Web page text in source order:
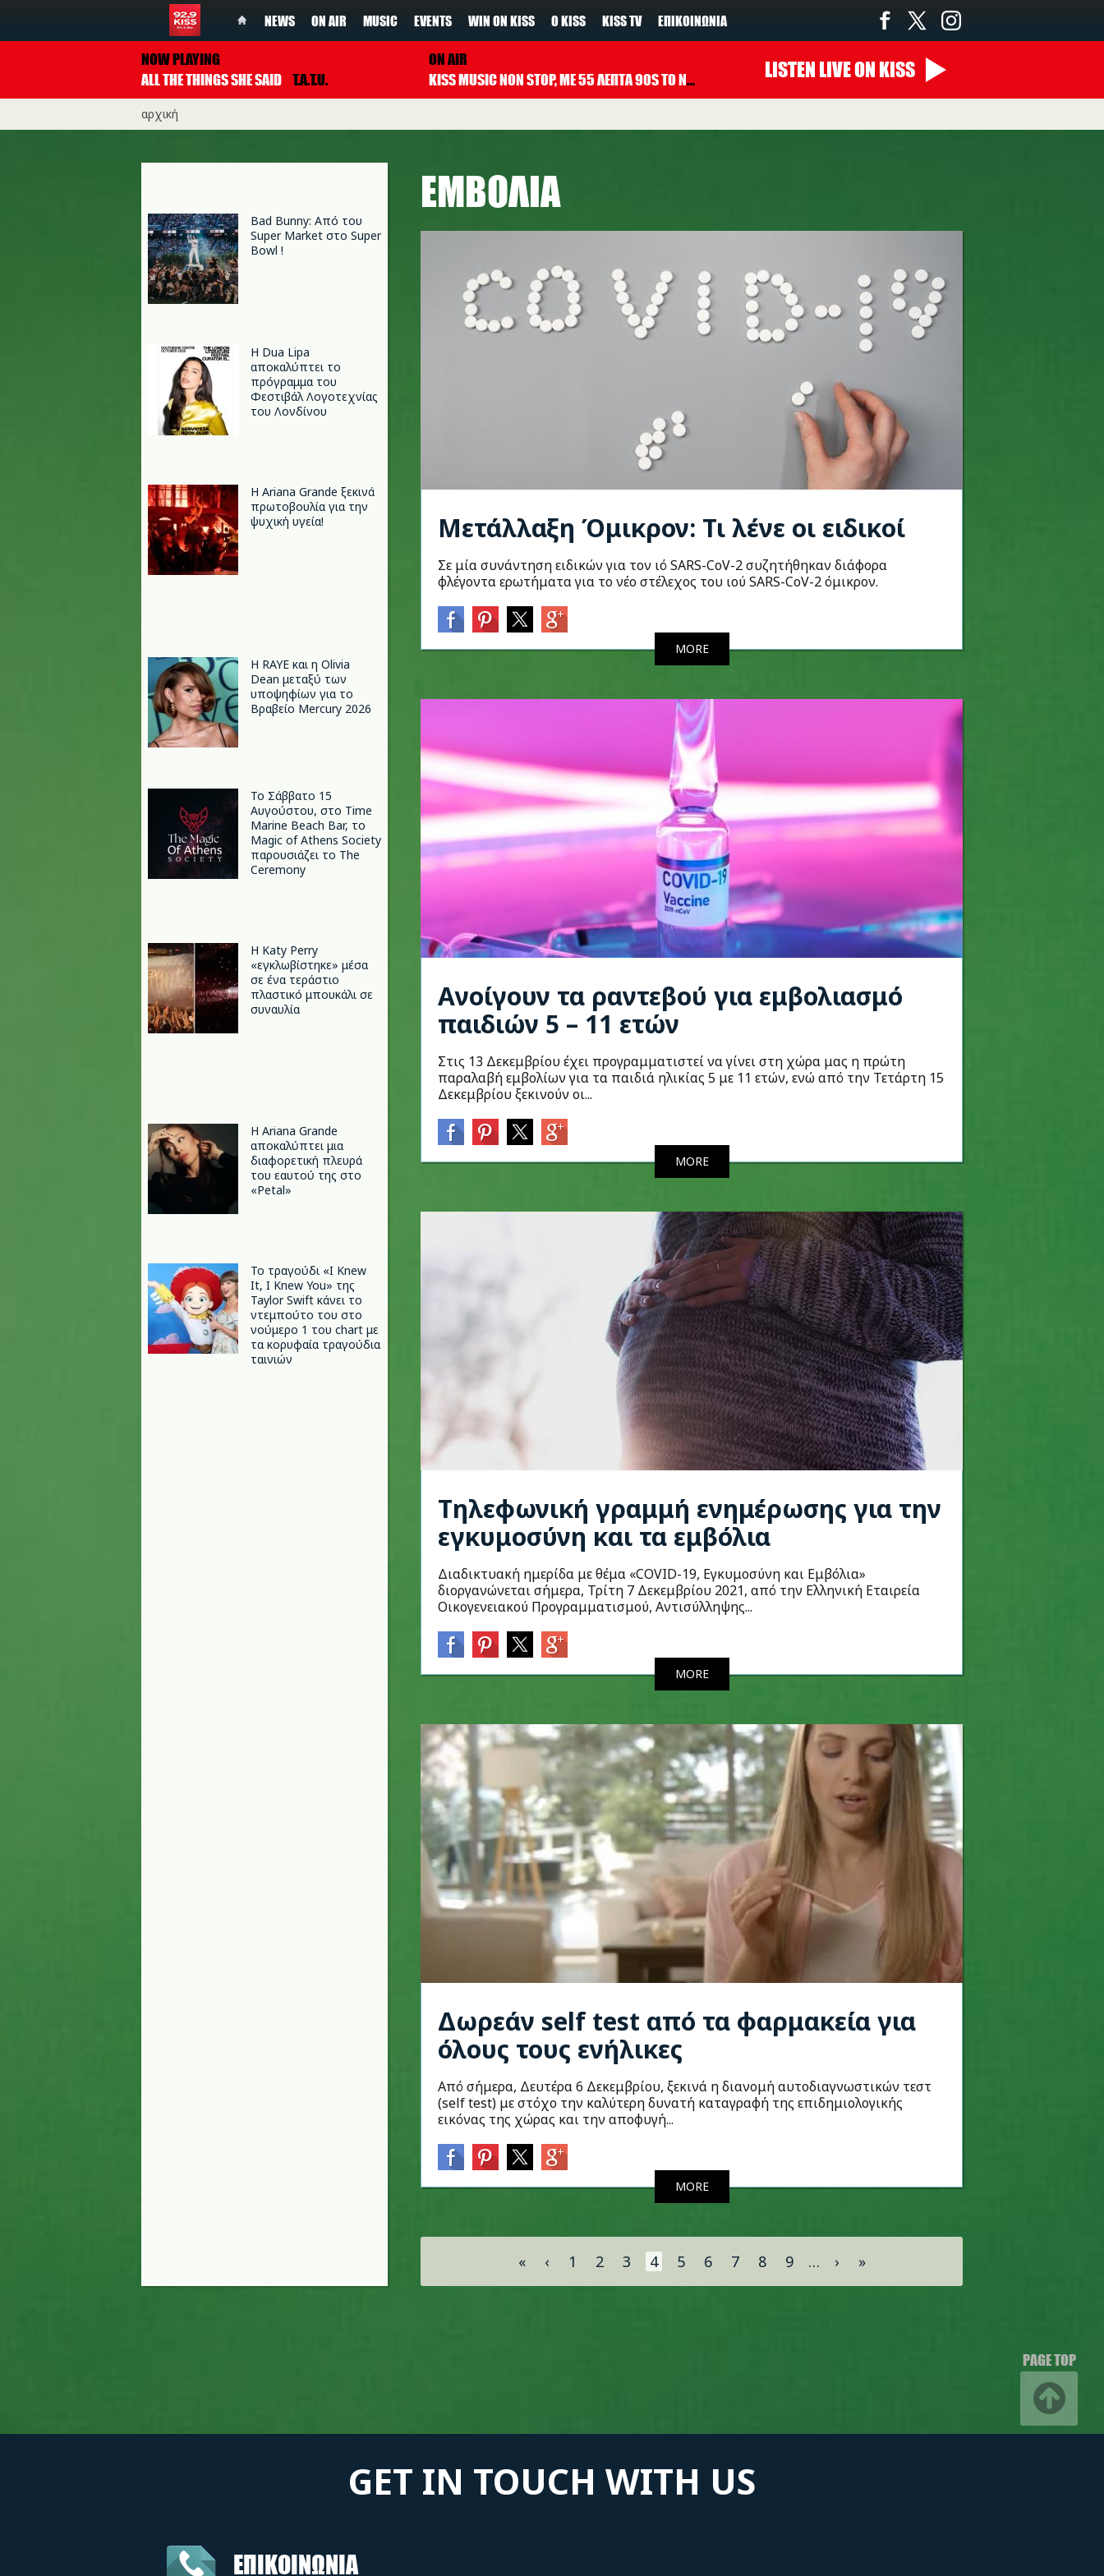
NEWS ON AIR MUSIC EVENTS WIN ON KISS Ο KISS KISS TV ΕΠΙΚΟΙΝΩΝΊΑ
NOW PLAYING
ALL THE THINGS SHE SAID T.A.T.U.
ON AIR
KISS MUSIC NON STOP, ΜΕ 55 ΛΕΠΤΑ 90S TO NOW ΚΑΘΕ ΩΡΑ
14:00 - 00:00
LISTEN LIVEON KISS
αρχική
Bad Bunny: Από του
Super Market στο Super
Bowl !
Η Dua Lipa
αποκαλύπτει το
πρόγραμμα του
Φεστιβάλ Λογοτεχνίας
του Λονδίνου
Η Ariana Grande ξεκινά
πρωτοβουλία για την
ψυχική υγεία!
Η RAYE και η Olivia
Dean μεταξύ των
υποψηφίων για το
Βραβείο Mercury 2026
Το Σάββατο 15
Αυγούστου, στο Time
Marine Beach Bar, το
Magic of Athens Society
παρουσιάζει το The
Ceremony
H Katy Perry
«εγκλωβίστηκε» μέσα
σε ένα τεράστιο
πλαστικό μπουκάλι σε
συναυλία
Η Ariana Grande
αποκαλύπτει μια
διαφορετική πλευρά
του εαυτού της στο
«Petal»
Το τραγούδι «I Knew
It, I Knew You» της
Taylor Swift κάνει το
ντεμπούτο του στο
νούμερο 1 του chart με
τα κορυφαία τραγούδια
ταινιών
ΕΜΒΟΛΙΑ
Μετάλλαξη Όμικρον: Τι λένε οι ειδικοί
Σε μία συνάντηση ειδικών για τον ιό SARS-CoV-2 συζητήθηκαν διάφορα
φλέγοντα ερωτήματα για το νέο στέλεχος του ιού SARS-CoV-2 όμικρον.
MORE
Ανοίγουν τα ραντεβού για εμβολιασμό
παιδιών 5 – 11 ετών
Στις 13 Δεκεμβρίου έχει προγραμματιστεί να γίνει στη χώρα μας η πρώτη
παραλαβή εμβολίων για τα παιδιά ηλικίας 5 με 11 ετών, ενώ από την Τετάρτη 15
Δεκεμβρίου ξεκινούν οι...
MORE
Τηλεφωνική γραμμή ενημέρωσης για την
εγκυμοσύνη και τα εμβόλια
Διαδικτυακή ημερίδα με θέμα «COVID-19, Εγκυμοσύνη και Εμβόλια»
διοργανώνεται σήμερα, Τρίτη 7 Δεκεμβρίου 2021, από την Ελληνική Εταιρεία
Οικογενειακού Προγραμματισμού, Αντισύλληψης...
MORE
Δωρεάν self test από τα φαρμακεία για
όλους τους ενήλικες
Από σήμερα, Δευτέρα 6 Δεκεμβρίου, ξεκινά η διανομή αυτοδιαγνωστικών τεστ
(self test) με στόχο την καλύτερη δυνατή καταγραφή της επιδημιολογικής
εικόνας της χώρας και την αποφυγή...
MORE
Σελίδες
« ‹ 1 2 3 4 5 6 7 8 9 … › »
PAGE TOP
GET IN TOUCH WITH US
ΕΠΙΚΟΙΝΩΝΙΑ